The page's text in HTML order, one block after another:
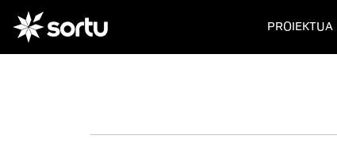
PROIEKTUA